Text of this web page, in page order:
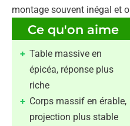
montage souvent inégal et
Ce qu'on aime
Table massive en
épicéa, réponse plus
riche
Corps massif en érable,
projection plus stable